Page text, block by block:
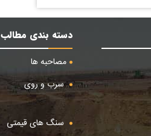
دسته بندی مطالب
مصاحبه ها
سرب و روی
سنگ های قیمتی